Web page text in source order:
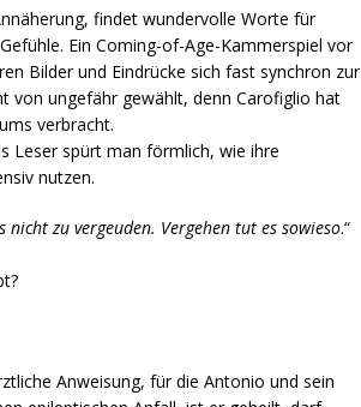
findet wundervolle Worte für
Ein Coming-of-Age-Kammerspiel vor
Bilder und Eindrücke sich fast synchron zur
von ungefähr gewählt, denn Carofiglio hat
verbracht.
Leser spürt man förmlich, wie ihre
nutzen.
zu vergeuden. Vergehen tut es sowieso.“
Anweisung, für die Antonio und sein